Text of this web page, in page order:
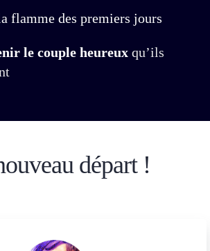
flamme des premiers jours
le couple heureux qu’ils
départ !